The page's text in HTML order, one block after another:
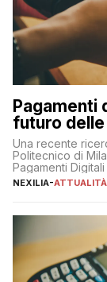
Pagamenti
futuro
Una recente
Politecnico di
Pagamenti
definitivi del
NEXILIA-ATTUALITÀ